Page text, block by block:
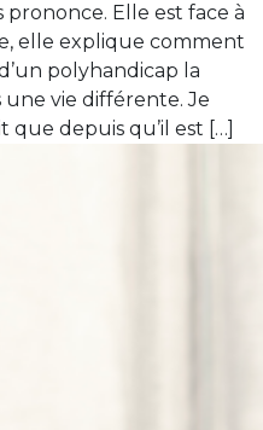
Elle est face à
elle explique comment
polyhandicap la
vie différente. Je
que depuis qu’il est […]